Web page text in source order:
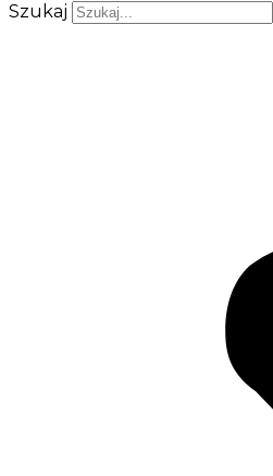
Szukaj